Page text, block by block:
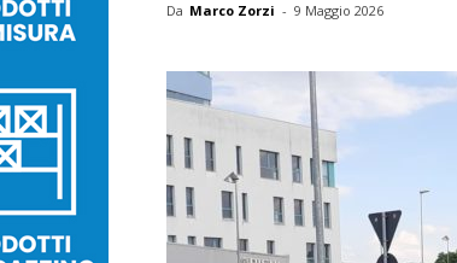
Da Marco Zorzi - 9 Maggio 2026